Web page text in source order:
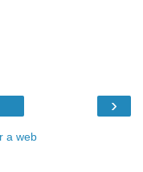
›
a web